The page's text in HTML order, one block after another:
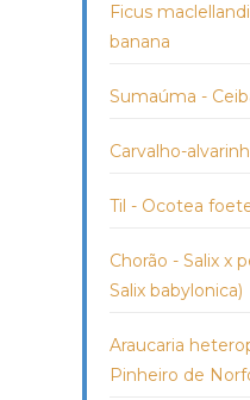
Ficus
banana
Sumaúma -
Carvalho-
Til - Ocotea
Chorão - Salix x
Salix babylonica)
Araucaria
Pinheiro de